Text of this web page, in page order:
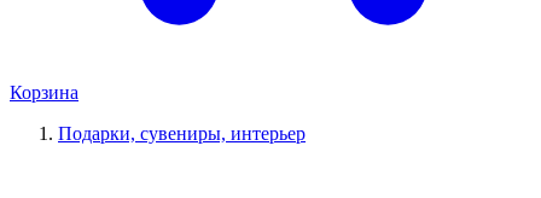
Корзина
Подарки, сувениры, интерьер